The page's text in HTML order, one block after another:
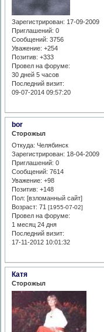
Зарегистрирован: 17-09-2009
Приглашений: 0
Сообщений: 3756
Уважение: +254
Позитив: +333
Провел на форуме:
30 дней 5 часов
Последний визит:
09-07-2014 09:57:20
bor
Сторожыл
Откуда: Челябинск
Зарегистрирован: 18-04-2009
Приглашений: 0
Сообщений: 7614
Уважение: +98
Позитив: +148
Пол: [взломанный сайт]
Возраст: 71[1955-07-02]
Провел на форуме:
1 месяц 24 дня
Последний визит:
17-11-2012 10:01:32
Катя
Сторожыл